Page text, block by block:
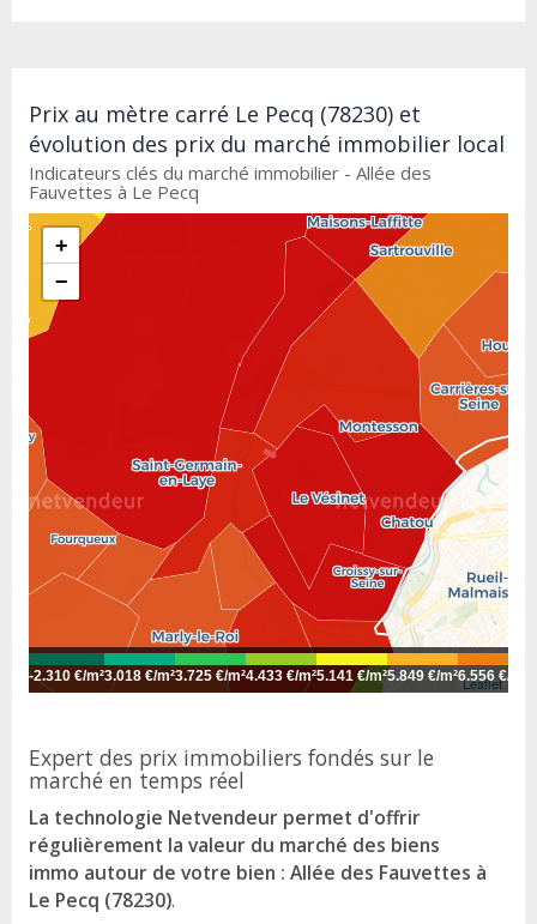
Prix au mètre carré Le Pecq (78230) et
évolution des prix du marché immobilier local
Indicateurs clés du marché immobilier - Allée des
Fauvettes à Le Pecq
+
−
Leaflet
-2.310 €/m²3.018 €/m²3.725 €/m²4.433 €/m²5.141 €/m²5.849 €/m²6.556 €/m²
Expert des prix immobiliers fondés sur le
marché en temps réel
La technologie Netvendeur permet d'offrir
régulièrement la valeur du marché des biens
immo autour de votre bien : Allée des Fauvettes à
Le Pecq (78230).